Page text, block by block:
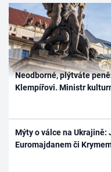
Neodborné, plýtváte
Klempířovi. Ministr
Mýty o válce na Ukrajině:
Euromajdanem či